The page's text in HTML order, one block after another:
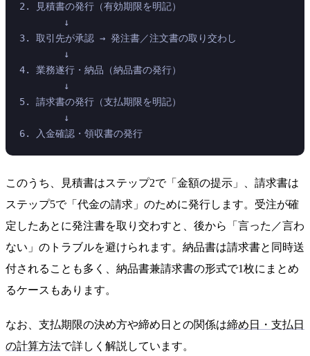
2. 見積書の発行（有効期限を明記）
        ↓
3. 取引先が承認 → 発注書／注文書の取り交わし
        ↓
4. 業務遂行・納品（納品書の発行）
        ↓
5. 請求書の発行（支払期限を明記）
        ↓
6. 入金確認・領収書の発行
このうち、見積書はステップ2で「金額の提示」、請求書は
ステップ5で「代金の請求」のために発行します。受注が確
定したあとに発注書を取り交わすと、後から「言った／言わ
ない」のトラブルを避けられます。納品書は請求書と同時送
付されることも多く、納品書兼請求書の形式で1枚にまとめ
るケースもあります。
なお、支払期限の決め方や締め日との関係は締め日・支払日
の計算方法で詳しく解説しています。